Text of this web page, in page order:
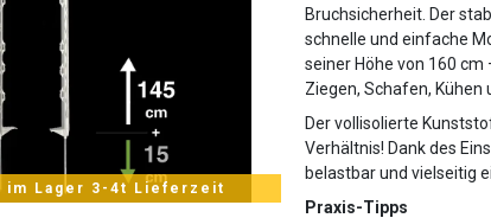
im Lager 3-4t Lieferzeit
Bruchsicherheit. Der
schnelle und einfache
seiner Höhe von 160
Ziegen, Schafen, Kühen
Der vollisolierte
Verhältnis! Dank des
belastbar und vielseitig
Praxis-Tipps